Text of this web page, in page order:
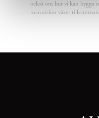
också om hur vi kan bygga
människor växer